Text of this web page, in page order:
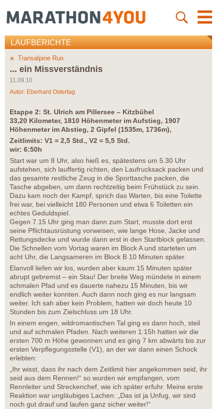
LAUFBERICHTE
Transalpine Run
... ein Missverständnis
11.09.10
Autor: Eberhard Ostertag
Etappe 2: St. Ulrich am Pillersee – Kitzbühel
33,20 Kilometer, 1810 Höhenmeter im Aufstieg, 1907
Höhenmeter im Abstieg, 2 Gipfel (1535m, 1736m),
Zeitlimits: V1 = 2,5 Std., V2 = 5,5 Std.
wir: 6:50h
Start war um 8 Uhr, also hieß es, spätestens um 5.30 Uhr
aufstehen, sich lauffertig richten, den Laufrucksack packen und
das gesamte restliche Zeug in die Sporttasche packen, die
Tasche abgeben, um dann rechtzeitig beim Frühstück zu sein.
Dazu kam noch der Kampf, sprich das Warten, bis eine Toilette
frei war, bei vielleicht 180 Personen und etwa 6 Toiletten ein
echtes Geduldspiel.
Gegen 7.15 Uhr ging man dann zum Start, musste dort erst
seine Pflichtausrüstung vorweisen, wie lange Hose, Jacke und
Rettungsdecke und wurde dann erst in den Startblock gelassen.
Die Schnellen vom Vortag waren im Block A und starteten um
acht Uhr, die Langsameren im Block B 10 Minuten später.
Elanvoll liefen wir los, wurden aber kaum 15 Minuten später
abrupt gebremst – ein Stau! Der breite Weg mündete in einem
schmalen Pfad und es dauerte nahezu 15 Minuten, bis wir
endlich weiter konnten. Auch dann noch ging es nur langsam
weiter. Ich sah aber kein Problem, hatten wir doch heute 10
Stunden bis zum Zielschluss um 18 Uhr.
In einem engen, wildromantischen Tal ging es dann hoch, steil
und auf schmalen Pfaden. Nach weiteren 1:15h hatten wir die
ersten 700 m Höhe gewonnen und es ging 7 km abwärts bis zur
ersten Verpflegungsstelle (V1), an der wir dann einen Schock
erlebten:
„Ihr wisst, dass ihr nach dem Zeitlimit hier angekommen seid, ihr
seid aus dem Rennen!“ so wurden wir empfangen, vom
Rennleiter und Streckenchef, wie ich später erfuhr. Meine erste
Reaktion war ungläubiges Lachen: „Das ist ja Unfug, wir sind
noch gut drauf und laufen ganz sicher weiter!“